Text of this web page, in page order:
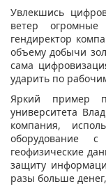
Увлекшись
ветер огромные
гендиректор
объему добычи
сама
ударить по
Яркий пример
университета
компания,
оборудование
геофизические
защиту
разы больше